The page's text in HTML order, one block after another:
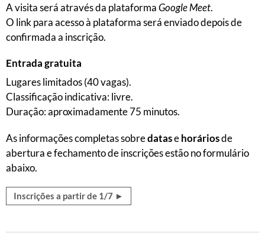
A visita será através da plataformaGoogle Meet.
O link para acesso à plataforma será enviado depois de
confirmada a inscrição.
Entrada gratuita
Lugares limitados (40 vagas).
Classificação indicativa: livre.
Duração: aproximadamente 75 minutos.
As informações completas sobredatasehoráriosde
abertura e fechamento de inscrições estão no formulário
abaixo.
Inscrições a partir de 1/7 ►